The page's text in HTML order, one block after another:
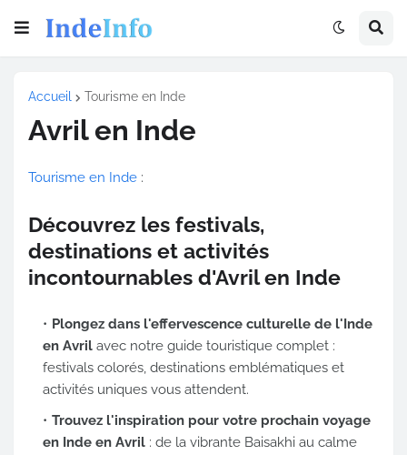
Accueil Tourisme en Inde
Avril en Inde
Tourisme en Inde :
Découvrez les festivals,
destinations et activités
incontournables d'Avril en Inde
Plongez dans l'effervescence culturelle de l'Inde
en Avril avec notre guide touristique complet :
festivals colorés, destinations emblématiques et
activités uniques vous attendent.
Trouvez l'inspiration pour votre prochain voyage
en Inde en Avril : de la vibrante Baisakhi au calme